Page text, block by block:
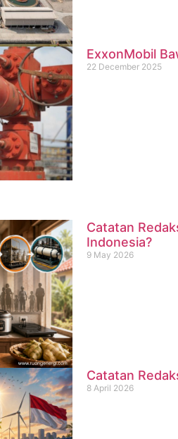
ExxonMobil
22 December 2025
Catatan
Indonesia?
9 May 2026
Catatan
8 April 2026